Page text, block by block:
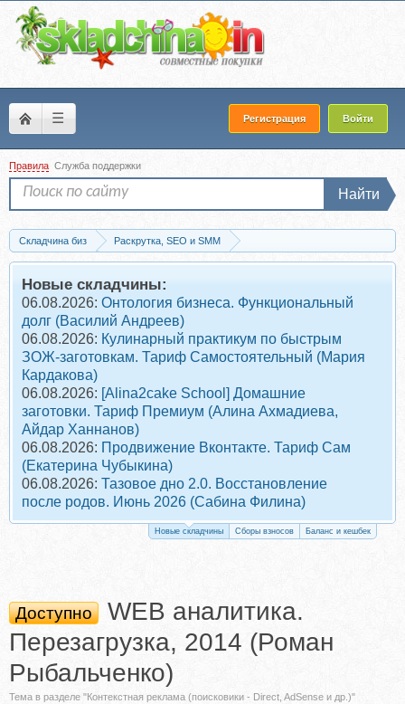
☰ Регистрация Войти
Правила Служба поддержки
Найти
Складчина биз
Раскрутка, SEO и SMM
Контекстная реклама (поисковики - Direct, AdSense и др.)
Скачать WEB аналитика.
Новые складчины:
06.08.2026: Онтология бизнеса. Функциональный
долг (Василий Андреев)
06.08.2026: Кулинарный практикум по быстрым
ЗОЖ-заготовкам. Тариф Самостоятельный (Мария
Кардакова)
06.08.2026: [Alina2cake School] Домашние
заготовки. Тариф Премиум (Алина Ахмадиева,
Айдар Ханнанов)
06.08.2026: Продвижение Вконтакте. Тариф Сам
(Екатерина Чубыкина)
06.08.2026: Тазовое дно 2.0. Восстановление
после родов. Июнь 2026 (Сабина Филина)
Новые складчины Сборы взносов Баланс и кешбек
Доступно
WEB аналитика.
Перезагрузка, 2014 (Роман
Рыбальченко)
Тема в разделе "Контекстная реклама (поисковики - Direct, AdSense и др.)"